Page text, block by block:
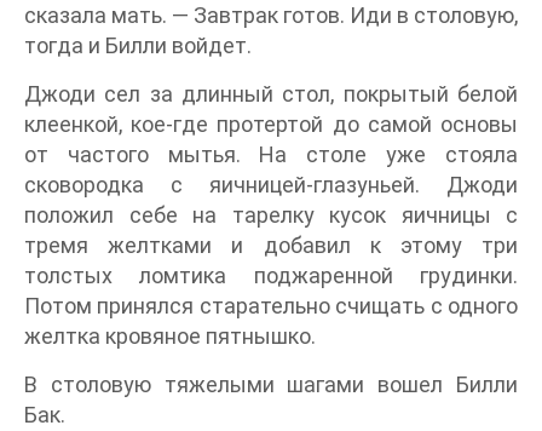
сказала мать. — Завтрак готов. Иди в столовую,
тогда и Билли войдет.
Джоди сел за длинный стол, покрытый белой
клеенкой, кое-где протертой до самой основы
от частого мытья. На столе уже стояла
сковородка с яичницей-глазуньей. Джоди
положил себе на тарелку кусок яичницы с
тремя желтками и добавил к этому три
толстых ломтика поджаренной грудинки.
Потом принялся старательно счищать с одного
желтка кровяное пятнышко.
В столовую тяжелыми шагами вошел Билли
Бак.